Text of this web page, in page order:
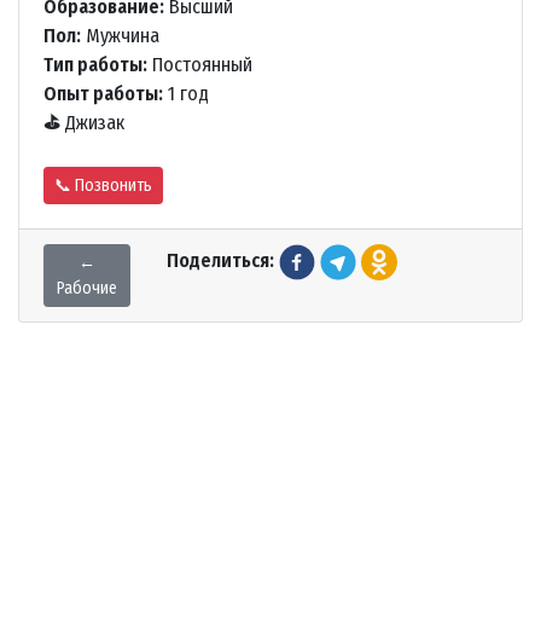
Образование: Высший
Пол: Мужчина
Тип работы: Постоянный
Опыт работы: 1 год
⛳ Джизак
📞 Позвонить
←
Рабочие
Поделиться: